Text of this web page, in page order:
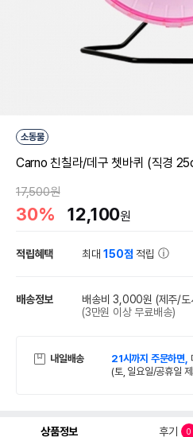
소동물
Carno 친칠라/데구 쳇바퀴 (직경
17,500원
30% 12,100원
적립혜택 최대150점 적립
배송정보 배송비 3,000원 (제주/도
(3만원 이상 무료배송)
내일배송 21시까지 주문하면,
(토, 일요일/공휴일
상품정보 후기 0